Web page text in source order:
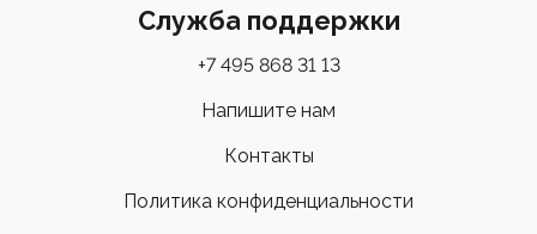
Служба поддержки
+7 495 868 31 13
Напишите нам
Контакты
Политика конфиденциальности